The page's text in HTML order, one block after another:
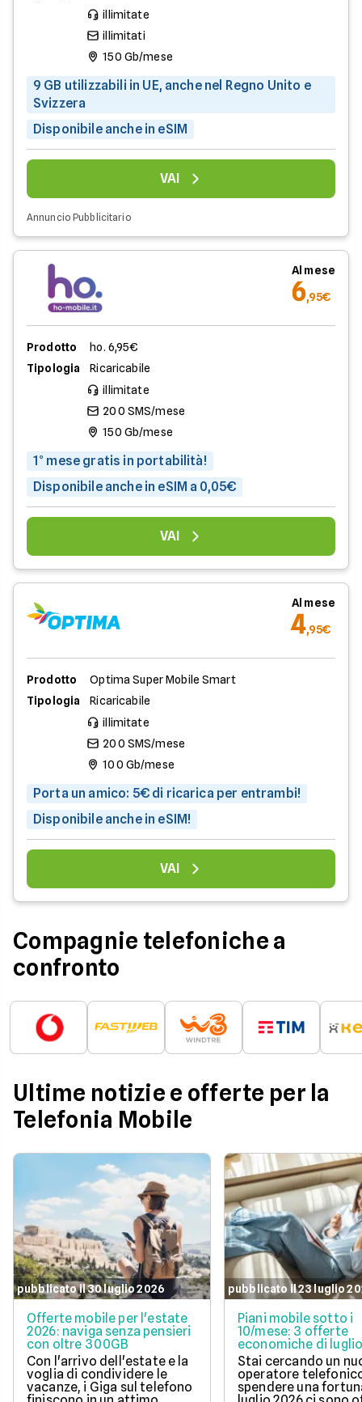
illimitate
illimitati
150 Gb/mese
9 GB utilizzabili in UE, anche nel Regno Unito e
Svizzera
Disponibile anche in eSIM
VAI
Annuncio Pubblicitario
Al mese
6,95€
Prodotto
ho. 6,95€
Tipologia
Ricaricabile
illimitate
200 SMS/mese
150 Gb/mese
1° mese gratis in portabilità!
Disponibile anche in eSIM a 0,05€
VAI
Al mese
4,95€
Prodotto
Optima Super Mobile Smart
Tipologia
Ricaricabile
illimitate
200 SMS/mese
100 Gb/mese
Porta un amico: 5€ di ricarica per entrambi!
Disponibile anche in eSIM!
VAI
Compagnie telefoniche a
confronto
Ultime notizie e offerte per la
Telefonia Mobile
pubblicato il 30 luglio 2026
Offerte mobile per l'estate
2026: naviga senza pensieri
con oltre 300GB
Con l'arrivo dell'estate e la
voglia di condividere le
vacanze, i Giga sul telefono
pubblicato il 23 luglio
Piani mobile sotto i
10/mese: 3 offerte
economiche di
Stai cercando un
operatore
spendere una